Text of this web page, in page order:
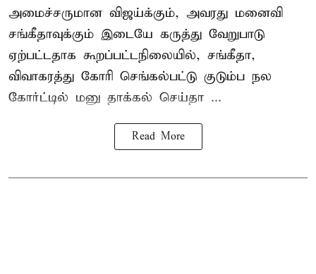
அமைச்சருமான விஜய்க்கும், அவரது மனைவி
சங்கீதாவுக்கும் இடையே கருத்து வேறுபாடு
ஏற்பட்டதாக கூறப்பட்டநிலையில், சங்கீதா,
விவாகரத்து கோரி செங்கல்பட்டு குடும்ப நல
கோர்ட்டில் மனு தாக்கல் செய்தா ...
Read More